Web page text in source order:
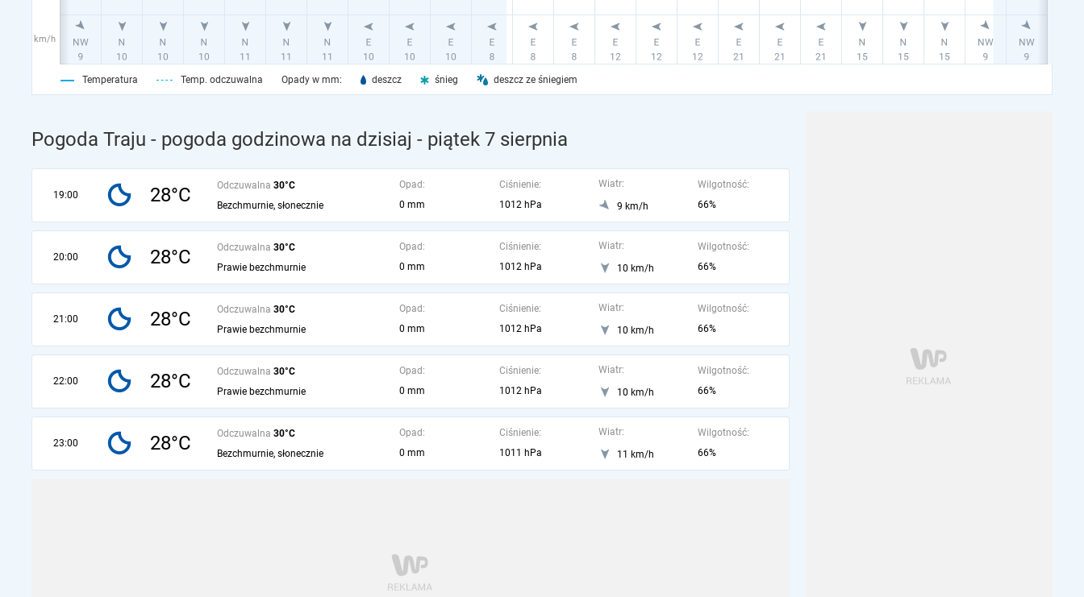
km/h
Temperatura Temp. odczuwalna Opady w mm: deszcz śnieg deszcz ze śniegiem
Pogoda Traju - pogoda godzinowa na dzisiaj - piątek 7 sierpnia
19:00 28°C Odczuwalna 30°C
Bezchmurnie, słonecznie
Opad:
0 mm
Ciśnienie:
1012 hPa
Wiatr:
9 km/h
Wilgotność:
66%
20:00 28°C Odczuwalna 30°C
Prawie bezchmurnie
Opad:
0 mm
Ciśnienie:
1012 hPa
Wiatr:
10 km/h
Wilgotność:
66%
21:00 28°C Odczuwalna 30°C
Prawie bezchmurnie
Opad:
0 mm
Ciśnienie:
1012 hPa
Wiatr:
10 km/h
Wilgotność:
66%
22:00 28°C Odczuwalna 30°C
Prawie bezchmurnie
Opad:
0 mm
Ciśnienie:
1012 hPa
Wiatr:
10 km/h
Wilgotność:
66%
23:00 28°C Odczuwalna 30°C
Bezchmurnie, słonecznie
Opad:
0 mm
Ciśnienie:
1011 hPa
Wiatr:
11 km/h
Wilgotność:
66%